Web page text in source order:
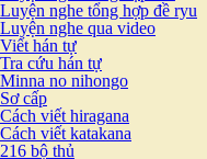
Luyện nghe tổng hợp đề ryu
Luyện nghe qua video
Viết hán tự
Tra cứu hán tự
Minna no nihongo
Sơ cấp
Cách viết hiragana
Cách viết katakana
216 bộ thủ